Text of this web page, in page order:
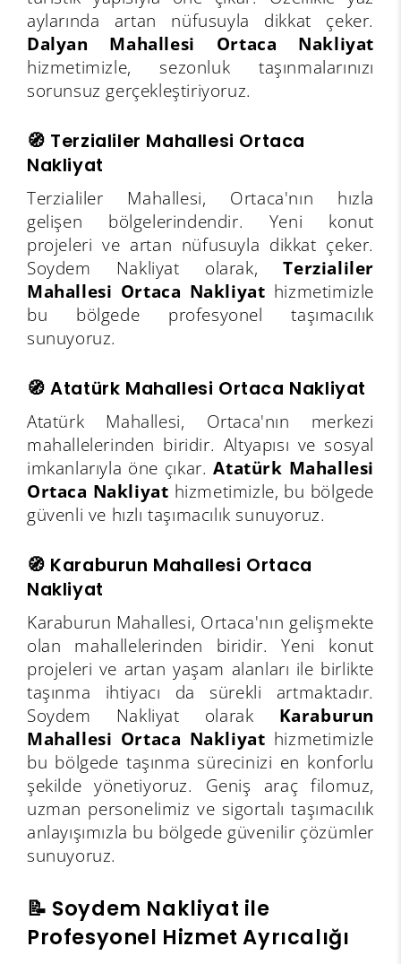
aylarında artan nüfusuyla dikkat çeker.
Dalyan Mahallesi Ortaca Nakliyat
hizmetimizle, sezonluk taşınmalarınızı
sorunsuz gerçekleştiriyoruz.
🧭 Terzialiler Mahallesi Ortaca
Nakliyat
Terzialiler Mahallesi, Ortaca'nın hızla
gelişen bölgelerindendir. Yeni konut
projeleri ve artan nüfusuyla dikkat çeker.
Soydem Nakliyat olarak,Terzialiler
Mahallesi Ortaca Nakliyat hizmetimizle
bu bölgede profesyonel taşımacılık
sunuyoruz.
🧭 Atatürk Mahallesi Ortaca Nakliyat
Atatürk Mahallesi, Ortaca'nın merkezi
mahallelerinden biridir. Altyapısı ve sosyal
imkanlarıyla öne çıkar.Atatürk Mahallesi
Ortaca Nakliyat hizmetimizle, bu bölgede
güvenli ve hızlı taşımacılık sunuyoruz.
🧭 Karaburun Mahallesi Ortaca
Nakliyat
Karaburun Mahallesi, Ortaca'nın gelişmekte
olan mahallelerinden biridir. Yeni konut
projeleri ve artan yaşam alanları ile birlikte
taşınma ihtiyacı da sürekli artmaktadır.
Soydem Nakliyat olarak Karaburun
Mahallesi Ortaca Nakliyat hizmetimizle
bu bölgede taşınma sürecinizi en konforlu
şekilde yönetiyoruz. Geniş araç filomuz,
uzman personelimiz ve sigortalı taşımacılık
anlayışımızla bu bölgede güvenilir çözümler
sunuyoruz.
📝 Soydem Nakliyat ile
Profesyonel Hizmet Ayrıcalığı